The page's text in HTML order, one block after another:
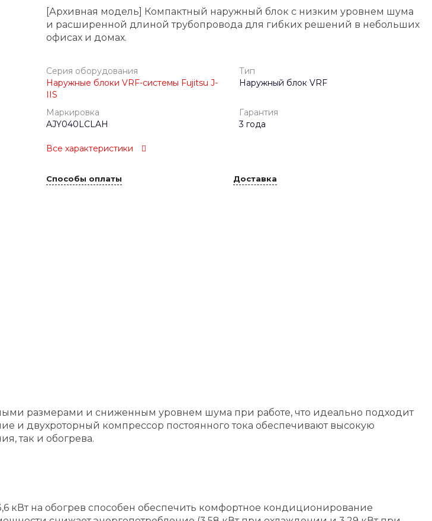
[Архивная модель] Компактный наружный блок с низким уровнем шума
и расширенной длиной трубопровода для гибких решений в небольших
офисах и домах.
Серия оборудования
Наружные блоки VRF-системы Fujitsu J-
IIS
Тип
Наружный блок VRF
Маркировка
AJY040LCLAH
Гарантия
3 года
Все характеристики
Способы оплаты Доставка
размерами и сниженным уровнем шума при работе, что идеально подходит
и двухроторный компрессор постоянного тока обеспечивают высокую
так и обогрева.
кВт на обогрев способен обеспечить комфортное кондиционирование